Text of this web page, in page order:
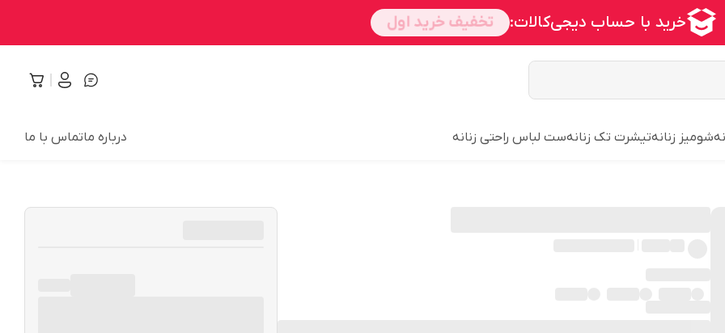
شومیز زنانهتیشرت تک زنانهست لباس راحتی زنانه درباره ماتماس با ما